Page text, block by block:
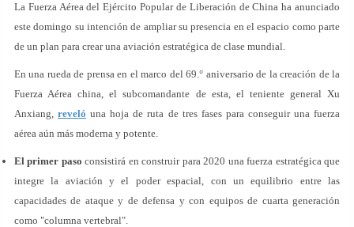
La Fuerza Aérea del Ejército Popular de Liberación de China ha anunciado
este domingo su intención de ampliar su presencia en el espacio como parte
de un plan para crear una aviación estratégica de clase mundial.
En una rueda de prensa en el marco del 69.° aniversario de la creación de la
Fuerza Aérea china, el subcomandante de esta, el teniente general Xu
Anxiang,reveló una hoja de ruta de tres fases para conseguir una fuerza
aérea aún más moderna y potente.
El primer paso consistirá en construir para 2020 una fuerza estratégica que
integre la aviación y el poder espacial, con un equilibrio entre las
capacidades de ataque y de defensa y con equipos de cuarta generación
como "columna vertebral".